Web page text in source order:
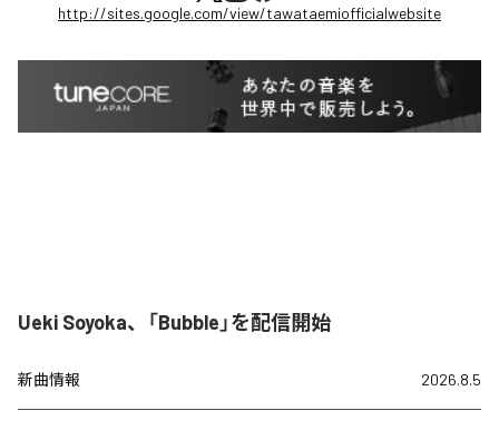
http://sites.google.com/view/tawataemiofficialwebsite
Ueki Soyoka、「Bubble」を配信開始
新曲情報 2026.8.5